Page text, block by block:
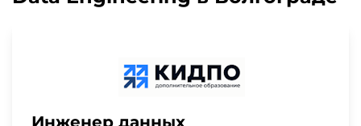
Инженер данных